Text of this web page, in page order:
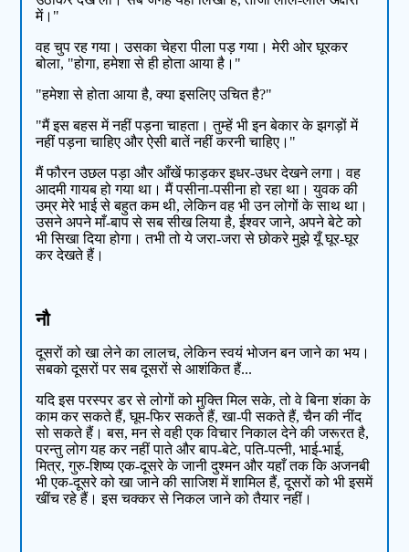
में।"
वह चुप रह गया। उसका चेहरा पीला पड़ गया। मेरी ओर घूरकर
बोला, "होगा, हमेशा से ही होता आया है।"
"हमेशा से होता आया है, क्या इसलिए उचित है?"
"मैं इस बहस में नहीं पड़ना चाहता। तुम्हें भी इन बेकार के झगड़ों में
नहीं पड़ना चाहिए और ऐसी बातें नहीं करनी चाहिए।"
मैं फौरन उछल पड़ा और आँखें फाड़कर इधर-उधर देखने लगा। वह
आदमी गायब हो गया था। मैं पसीना-पसीना हो रहा था। युवक की
उम्र मेरे भाई से बहुत कम थी, लेकिन वह भी उन लोगों के साथ था।
उसने अपने माँ-बाप से सब सीख लिया है, ईश्वर जाने, अपने बेटे को
भी सिखा दिया होगा। तभी तो ये जरा-जरा से छोकरे मुझे यूँ घूर-घूर
कर देखते हैं।
नौ
दूसरों को खा लेने का लालच, लेकिन स्वयं भोजन बन जाने का भय।
सबको दूसरों पर सब दूसरों से आशंकित हैं...
यदि इस परस्पर डर से लोगों को मुक्ति मिल सके, तो वे बिना शंका के
काम कर सकते हैं, घूम-फिर सकते हैं, खा-पी सकते हैं, चैन की नींद
सो सकते हैं। बस, मन से वही एक विचार निकाल देने की जरूरत है,
परन्तु लोग यह कर नहीं पाते और बाप-बेटे, पति-पत्नी, भाई-भाई,
मित्र, गुरु-शिष्य एक-दूसरे के जानी दुश्मन और यहाँ तक कि अजनबी
भी एक-दूसरे को खा जाने की साजिश में शामिल हैं, दूसरों को भी इसमें
खींच रहे हैं। इस चक्कर से निकल जाने को तैयार नहीं।